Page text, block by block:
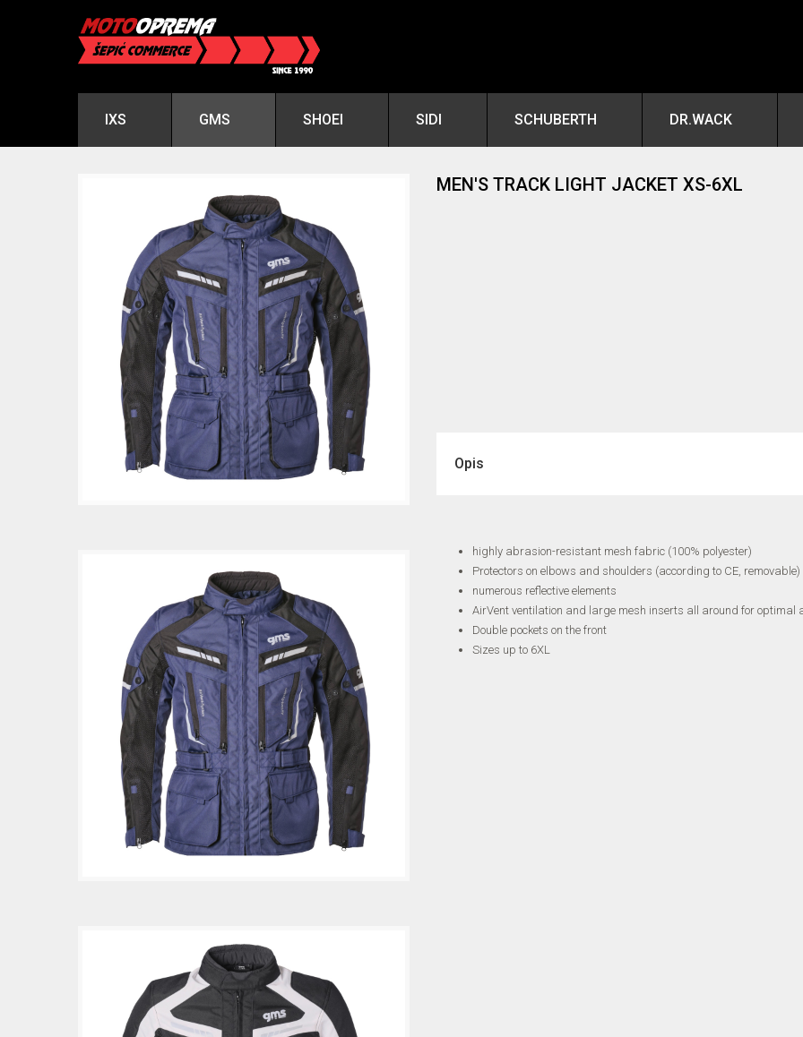
IXS GMS SHOEI SIDI SCHUBERTH DR.WACK
MEN'S TRACK LIGHT JACKET XS-6XL
Opis
highly abrasion-resistant mesh fabric (100% polyester)
Protectors on elbows and shoulders (according to CE, removable)
numerous reflective elements
AirVent ventilation and large mesh inserts all around for optimal
Double pockets on the front
Sizes up to 6XL